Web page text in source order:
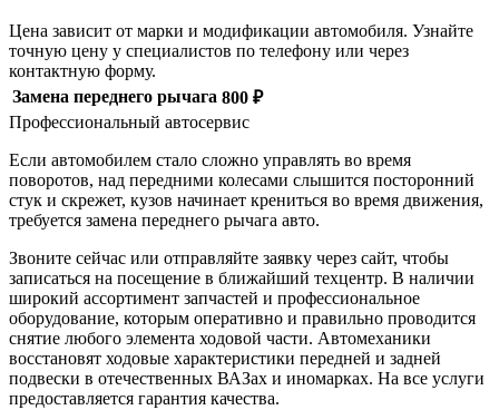
Цена зависит от марки и модификации автомобиля. Узнайте
точную цену у специалистов по телефону или через
контактную форму.
Замена переднего рычага 800 ₽
Профессиональный автосервис
Если автомобилем стало сложно управлять во время
поворотов, над передними колесами слышится посторонний
стук и скрежет, кузов начинает крениться во время движения,
требуется замена переднего рычага авто.
Звоните сейчас или отправляйте заявку через сайт, чтобы
записаться на посещение в ближайший техцентр. В наличии
широкий ассортимент запчастей и профессиональное
оборудование, которым оперативно и правильно проводится
снятие любого элемента ходовой части. Автомеханики
восстановят ходовые характеристики передней и задней
подвески в отечественных ВАЗах и иномарках. На все услуги
предоставляется гарантия качества.